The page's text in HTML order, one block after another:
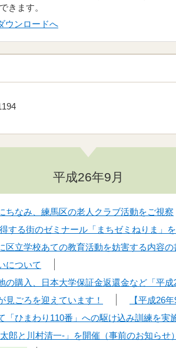
きます。
ウンロードへ
平成26年9月
ちなみ、練馬区の老人クラブ活動をご視察
する街のゼミナール「まちゼミねりま」
区立学校あての教育活動を妨害する内容
について
の購入、日本大学保証金返還金など「平
見ごろを迎えています！
【平成26
「ひまわり110番」への駆け込み訓練を実
郎と川村清一‐」を開催（事前のお知らせ）